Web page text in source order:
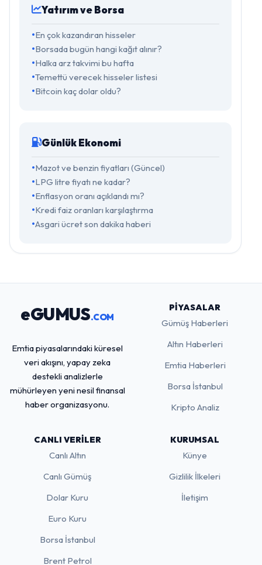
Yatırım ve Borsa
En çok kazandıran hisseler
Borsada bugün hangi kağıt alınır?
Halka arz takvimi bu hafta
Temettü verecek hisseler listesi
Bitcoin kaç dolar oldu?
Günlük Ekonomi
Mazot ve benzin fiyatları (Güncel)
LPG litre fiyatı ne kadar?
Enflasyon oranı açıklandı mı?
Kredi faiz oranları karşılaştırma
Asgari ücret son dakika haberi
eGUMUS.COM
Emtia piyasalarındaki küresel
veri akışını, yapay zeka
destekli analizlerle
mühürleyen yeni nesil finansal
haber organizasyonu.
PIYASALAR
Gümüş Haberleri
Altın Haberleri
Emtia Haberleri
Borsa İstanbul
Kripto Analiz
CANLI VERILER
Canlı Altın
Canlı Gümüş
Dolar Kuru
Euro Kuru
Borsa İstanbul
Brent Petrol
KURUMSAL
Künye
Gizlilik İlkeleri
İletişim